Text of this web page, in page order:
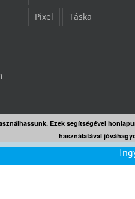
Pixel
Táska
Ezek segítségével
használatával